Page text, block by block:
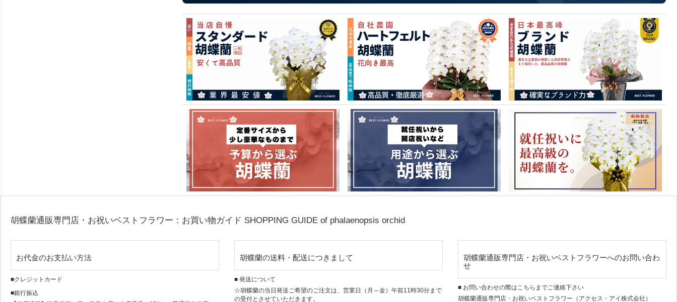
胡蝶蘭通販専門店・お祝いベストフラワー：お買い物ガイド SHOPPING GUIDE of phalaenopsis orchid
お代金のお支払い方法
■クレジットカード
■銀行振込
胡蝶蘭の送料・配送につきまして
■ 発送について
☆胡蝶蘭の当日発送ご希望のご注文は、営業日（月～金）午前11時30分まで
の受付とさせていただきます。
胡蝶蘭通販専門店・お祝いベストフラワーへのお問い合わ
せ
■ お問い合わせの際はこちらまでご連絡下さい
胡蝶蘭通販専門店・お祝いベストフラワー（アクセス・アイ株式会社）